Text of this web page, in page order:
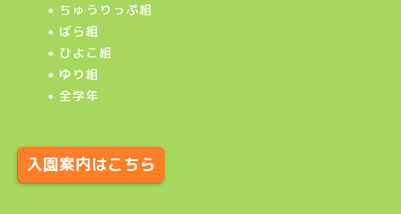
ちゅうりっぷ組
ばら組
ひよこ組
ゆり組
全学年
入園案内はこちら